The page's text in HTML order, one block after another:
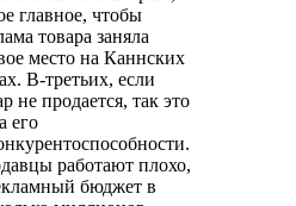
главное, чтобы
товара заняла
место на Каннских
В-третьих, если
не продается, так это
его
работают плохо,
бюджет в